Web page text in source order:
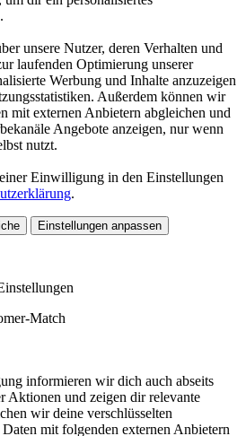
unsere Nutzer, deren Verhalten und
laufenden Optimierung unserer
Werbung und Inhalte anzuzeigen
Außerdem können wir
mit externen Anbietern abgleichen und
Angebote anzeigen, nur wenn
nutzt.
Einwilligung in den Einstellungen
.
Einstellungen anpassen
Match
informieren wir dich auch abseits
Aktionen und zeigen dir relevante
wir deine verschlüsselten
Daten mit folgenden externen Anbietern